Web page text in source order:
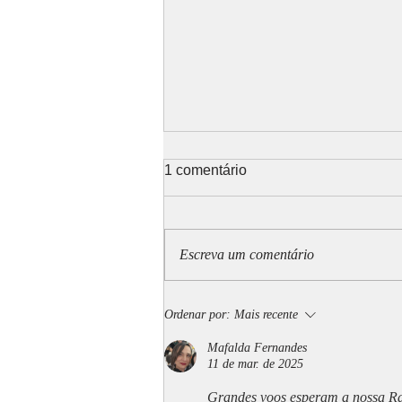
A nossa ida à TVI
1 comentário
Escreva um comentário
Ordenar por: Mais recente
Mafalda Fernandes
11 de mar. de 2025
Grandes voos esperam a nossa